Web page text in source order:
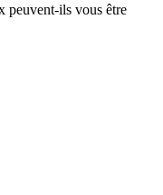
peuvent-ils vous être